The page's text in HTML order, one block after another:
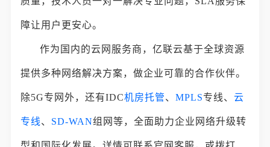
障让用户更安心。
作为国内的云网服务商，亿联云基于全球资源
提供多种网络解决方案，做企业可靠的合作伙伴。
除5G专网外，还有IDC机房托管、MPLS专线、云
专线、 SD-WAN组网等，全面助力企业网络升级转